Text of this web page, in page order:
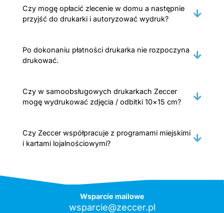
Czy mogę opłacić zlecenie w domu a następnie
przyjść do drukarki i autoryzować wydruk?
Po dokonaniu płatności drukarka nie rozpoczyna
drukować.
Czy w samoobsługowych drukarkach Zeccer
mogę wydrukować zdjęcia / odbitki 10×15 cm?
Czy Zeccer współpracuje z programami miejskimi
i kartami lojalnościowymi?
Wsparcie mailowe
wsparcie@zeccer.pl